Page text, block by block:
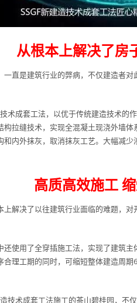
从根本上解决了房
一直是建筑行业的弊病，不仅建造者
术成套工法，以优于传统建造技术
构拉缝技术，实现全混凝土现浇外墙
和内外抹灰，取消抹灰工艺。大幅减
高质高效施工
上解决了以往建筑行业面临的难题，
还使用了全穿插施工法，实现了建筑
理工期的同时，可缩短整体建造周
技术成套工法施工的茶山碧桂园，